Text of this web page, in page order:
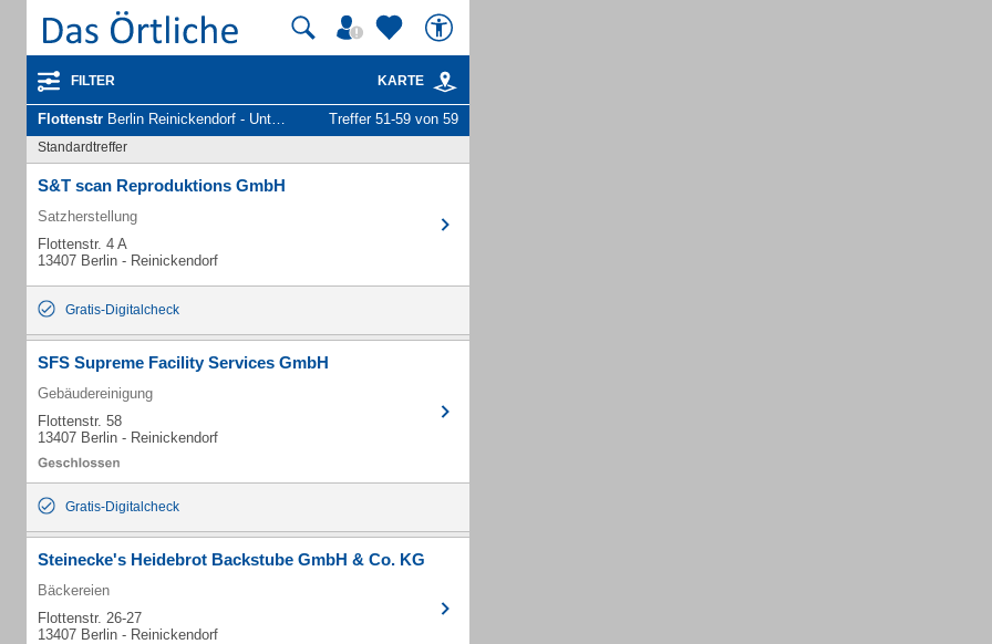
FILTER KARTE
Flottenstr Berlin Reinickendorf - Unternehmen und Personen Treffer 51-59 von 59
Standardtreffer
S&T scan Reproduktions GmbH
Satzherstellung
Flottenstr. 4 A
13407 Berlin - Reinickendorf
Gratis-Digitalcheck
SFS Supreme Facility Services GmbH
Gebäudereinigung
Flottenstr. 58
13407 Berlin - Reinickendorf
Gratis-Digitalcheck
Steinecke's Heidebrot Backstube GmbH & Co. KG
Bäckereien
Flottenstr. 26-27
13407 Berlin - Reinickendorf